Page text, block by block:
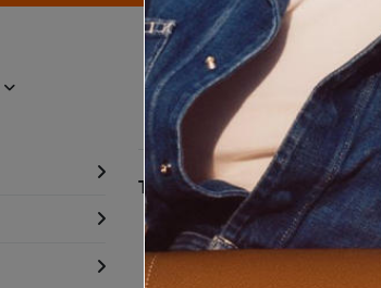
Top produits de cette catégorie